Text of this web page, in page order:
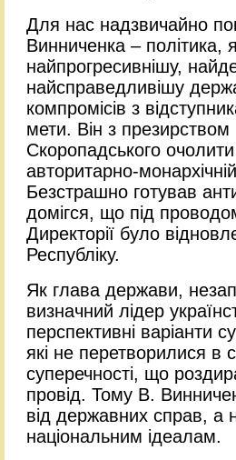
Для нас надзвичайно
Винниченка – політика,
найпрогресивнішу,
найсправедливішу
компромісів з
мети. Він з
Скоропадського очолити
авторитарно-
Безстрашно готував
домігся, що під
Директорії було
Республіку.
Як глава держави,
визначний лідер
перспективні варіанти
які не перетворилися в
суперечності, що
провід. Тому В.
від державних справ, а
національним ідеалам.